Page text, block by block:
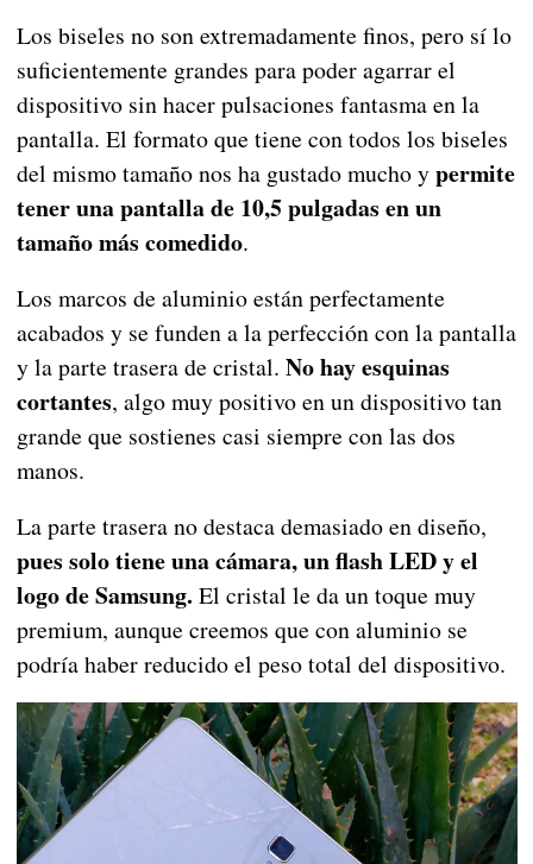
Los biseles no son extremadamente finos, pero sí lo
suficientemente grandes para poder agarrar el
dispositivo sin hacer pulsaciones fantasma en la
pantalla. El formato que tiene con todos los biseles
del mismo tamaño nos ha gustado mucho ypermite
tener una pantalla de 10,5 pulgadas en un
tamaño más comedido.
Los marcos de aluminio están perfectamente
acabados y se funden a la perfección con la pantalla
y la parte trasera de cristal. No hay esquinas
cortantes, algo muy positivo en un dispositivo tan
grande que sostienes casi siempre con las dos
manos.
La parte trasera no destaca demasiado en diseño,
pues solo tiene una cámara, un flash LED y el
logo de Samsung. El cristal le da un toque muy
premium, aunque creemos que con aluminio se
podría haber reducido el peso total del dispositivo.